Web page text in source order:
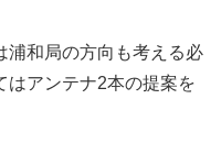
浦和局の方向も考える必
はアンテナ2本の提案を